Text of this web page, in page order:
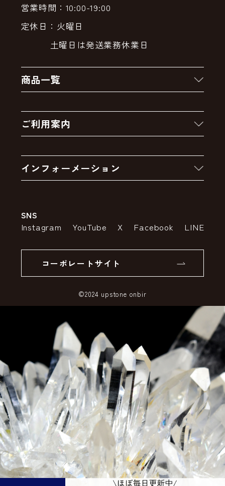
営業時間：10:00-19:00
定休日：火曜日
土曜日は発送業務休業日
商品一覧
クーポン
卸販売・大量注文
アウトレットセール
ご利用案内
お支払いについて
インフォーメーション
特定商取引法の表示
SSLサーバー証明書とは
SNS
Instagram YouTube X Facebook LINE
コーポレートサイト
©2024 upstone onbir